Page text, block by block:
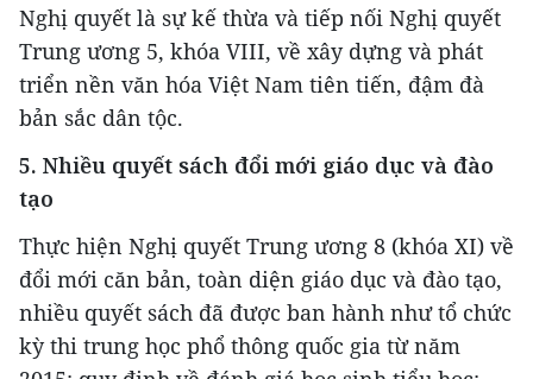
Nghị quyết là sự kế thừa và tiếp nối Nghị quyết
Trung ương 5, khóa VIII, về xây dựng và phát
triển nền văn hóa Việt Nam tiên tiến, đậm đà
bản sắc dân tộc.
5. Nhiều quyết sách đổi mới giáo dục và đào
tạo
Thực hiện Nghị quyết Trung ương 8 (khóa XI) về
đổi mới căn bản, toàn diện giáo dục và đào tạo,
nhiều quyết sách đã được ban hành như tổ chức
kỳ thi trung học phổ thông quốc gia từ năm